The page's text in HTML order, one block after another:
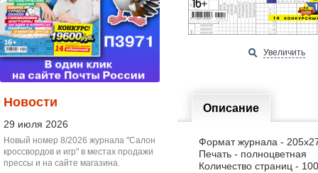
Новости
29 июля 2026
Новый номер 8/2026 журнала "Салон
кроссвордов и игр" в местах продажи
прессы и на сайте магазина.
Увеличить
Описание
Формат журнала -
Печать - полноцветная
Количество страниц - 100